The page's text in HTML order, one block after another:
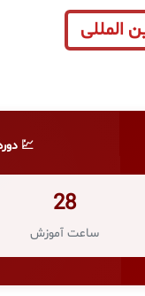
المللی
💹
28
ساعت آموزش